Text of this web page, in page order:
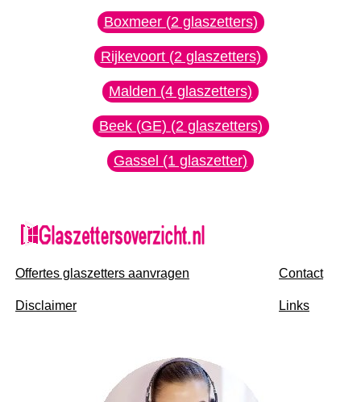
Boxmeer (2 glaszetters)
Rijkevoort (2 glaszetters)
Malden (4 glaszetters)
Beek (GE) (2 glaszetters)
Gassel (1 glaszetter)
Offertes glaszetters aanvragen
Disclaimer
Contact
Links